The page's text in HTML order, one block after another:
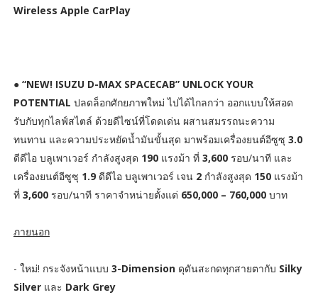
Wireless Apple CarPlay
●“NEW! ISUZU D-MAX SPACECAB” UNLOCK YOUR
POTENTIAL ปลดล็อกศักยภาพใหม่ ไปได้ไกลกว่า ออกแบบให้สอด
รับกับทุกไลฟ์สไตล์ ด้วยดีไซน์ที่โดดเด่น ผสานสมรรถนะความ
ทนทาน และความประหยัดน้ำมันขั้นสุด มาพร้อมเครื่องยนต์อีซูซุ 3.0
ดีดีไอ บลูเพาเวอร์ กำลังสูงสุด 190แรงม้า ที่ 3,600รอบ/นาที และ
เครื่องยนต์อีซูซุ 1.9ดีดีไอ บลูเพาเวอร์ เจน 2กำลังสูงสุด 150แรงม้า
ที่ 3,600รอบ/นาที ราคาจำหน่ายตั้งแต่ 650,000 – 760,000 บาท
ภายนอก
- ใหม่! กระจังหน้าแบบ 3-Dimensionดุดันสะกดทุกสายตากับ Silky
Silver และ Dark Grey